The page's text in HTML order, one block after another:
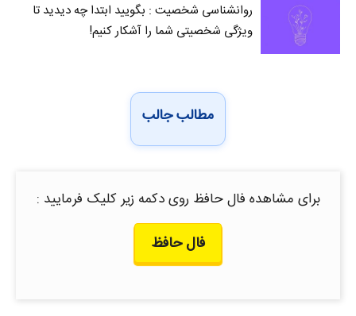
روانشناسی شخصیت : بگویید ابتدا چه دیدید تا
ویژگی شخصیتی شما را آشکار کنیم!
مطالب جالب
برای مشاهده فال حافظ روی دکمه زیر کلیک فرمایید :
فال حافظ